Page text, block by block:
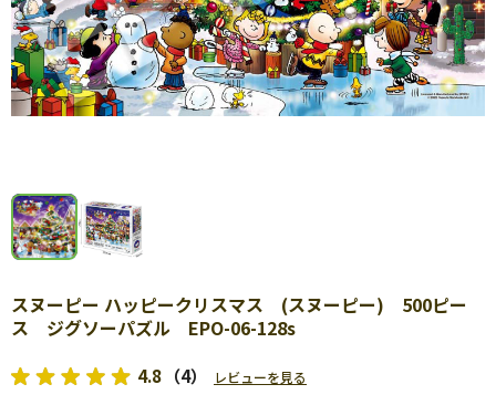
スヌーピー ハッピークリスマス (スヌーピー) 500ピー
ス ジグソーパズル EPO-06-128s
4.8 （4） レビューを見る